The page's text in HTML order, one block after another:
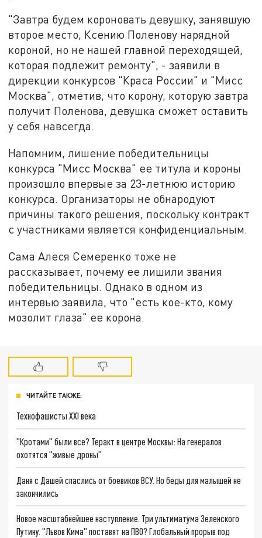
"Завтра будем короновать девушку, занявшую
второе место, Ксению Поленову нарядной
короной, но не нашей главной переходящей,
которая подлежит ремонту", - заявили в
дирекции конкурсов "Краса России" и "Мисс
Москва", отметив, что корону, которую завтра
получит Поленова, девушка сможет оставить
у себя навсегда.
Напомним, лишение победительницы
конкурса "Мисс Москва" ее титула и короны
произошло впервые за 23-летнюю историю
конкурса. Организаторы не обнародуют
причины такого решения, поскольку контракт
с участниками является конфиденциальным.
Сама Алеся Семеренко тоже не
рассказывает, почему ее лишили звания
победительницы. Однако в одном из
интервью заявила, что "есть кое-кто, кому
мозолит глаза" ее корона.
ЧИТАЙТЕ ТАКЖЕ:
Технофашисты XXI века
"Кротами" были все? Теракт в центре Москвы: На генералов
охотятся "живые дроны"
Даня с Дашей спаслись от боевиков ВСУ. Но беды для малышей не
закончились
Новое масштабнейшее наступление. Три ультиматума Зеленского
Путину. "Львов Кима" поставят на ПВО? Глобальный прорыв под